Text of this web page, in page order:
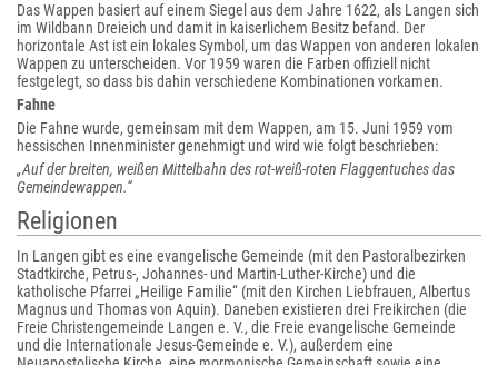
Das Wappen basiert auf einem Siegel aus dem Jahre 1622, als Langen sich
im Wildbann Dreieich und damit in kaiserlichem Besitz befand. Der
horizontale Ast ist ein lokales Symbol, um das Wappen von anderen lokalen
Wappen zu unterscheiden. Vor 1959 waren die Farben offiziell nicht
festgelegt, so dass bis dahin verschiedene Kombinationen vorkamen.
Fahne
Die Fahne wurde, gemeinsam mit dem Wappen, am 15. Juni 1959 vom
hessischen Innenminister genehmigt und wird wie folgt beschrieben:
„Auf der breiten, weißen Mittelbahn des rot-weiß-roten Flaggentuches das
Gemeindewappen.“
Religionen
In Langen gibt es eine evangelische Gemeinde (mit den Pastoralbezirken
Stadtkirche, Petrus-, Johannes- und Martin-Luther-Kirche) und die
katholische Pfarrei „Heilige Familie“ (mit den Kirchen Liebfrauen, Albertus
Magnus und Thomas von Aquin). Daneben existieren drei Freikirchen (die
Freie Christengemeinde Langen e. V., die Freie evangelische Gemeinde
und die Internationale Jesus-Gemeinde e. V.), außerdem eine